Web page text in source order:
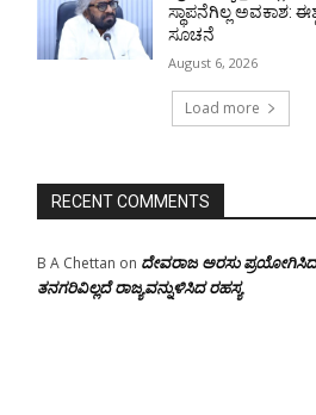
ಸ್ಥಾಪನೆಗಿಲ್ಲ ಅವಕಾಶ:
ಸೂಚನೆ
August 6, 2026
Load more
RECENT COMMENTS
B A Chettan on ದೇವರಾಜ ಅರಸು ಪ್ರಯೋಗಿಸಿದ
ತನಗರಿವಿಲ್ಲದೆ ರಾಜ್ಯವನ್ನುಳಿಸಿದ ರಹಸ್ಯ